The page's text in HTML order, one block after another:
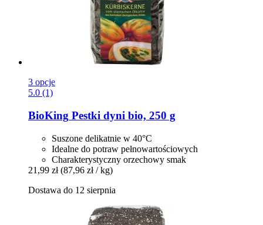
3 opcje
5.0 (1)
BioKing Pestki dyni bio, 250 g
Suszone delikatnie w 40°C
Idealne do potraw pełnowartościowych
Charakterystyczny orzechowy smak
21,99 zł (87,96 zł / kg)
Dostawa do 12 sierpnia